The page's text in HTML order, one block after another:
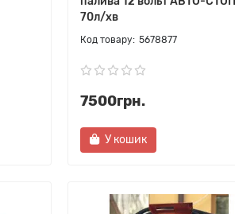
70л/хв
5678877
7500грн.
У кошик